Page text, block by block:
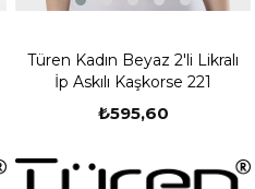
Türen Kadın Beyaz 2'li Likralı
İp Askılı Kaşkorse 221
₺595,60